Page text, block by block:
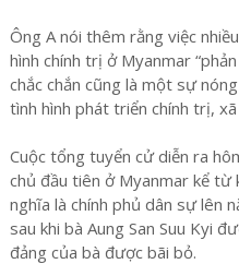
Ông A nói thêm rằng việc
hình chính trị ở Myanmar
chắc chắn cũng là một sự
tình hình phát triển chính trị, xã
Cuộc tổng tuyển cử diễn ra
chủ đầu tiên ở Myanmar kể từ
nghĩa là chính phủ dân sự lên
sau khi bà Aung San Suu Kyi
đảng của bà được bãi bỏ.